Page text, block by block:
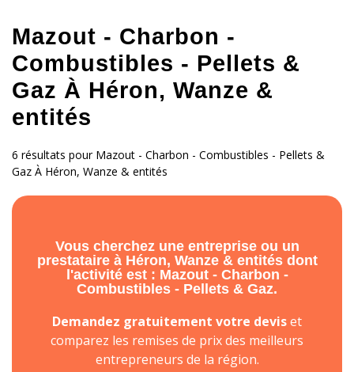
Mazout - Charbon -
Combustibles - Pellets &
Gaz À Héron, Wanze &
entités
6 résultats pour Mazout - Charbon - Combustibles - Pellets &
Gaz À Héron, Wanze & entités
Vous cherchez une entreprise ou un
prestataire à Héron, Wanze & entités dont
l'activité est : Mazout - Charbon -
Combustibles - Pellets & Gaz.
Demandez gratuitement votre deviset
comparez les remises de prix des meilleurs
entrepreneurs de la région.